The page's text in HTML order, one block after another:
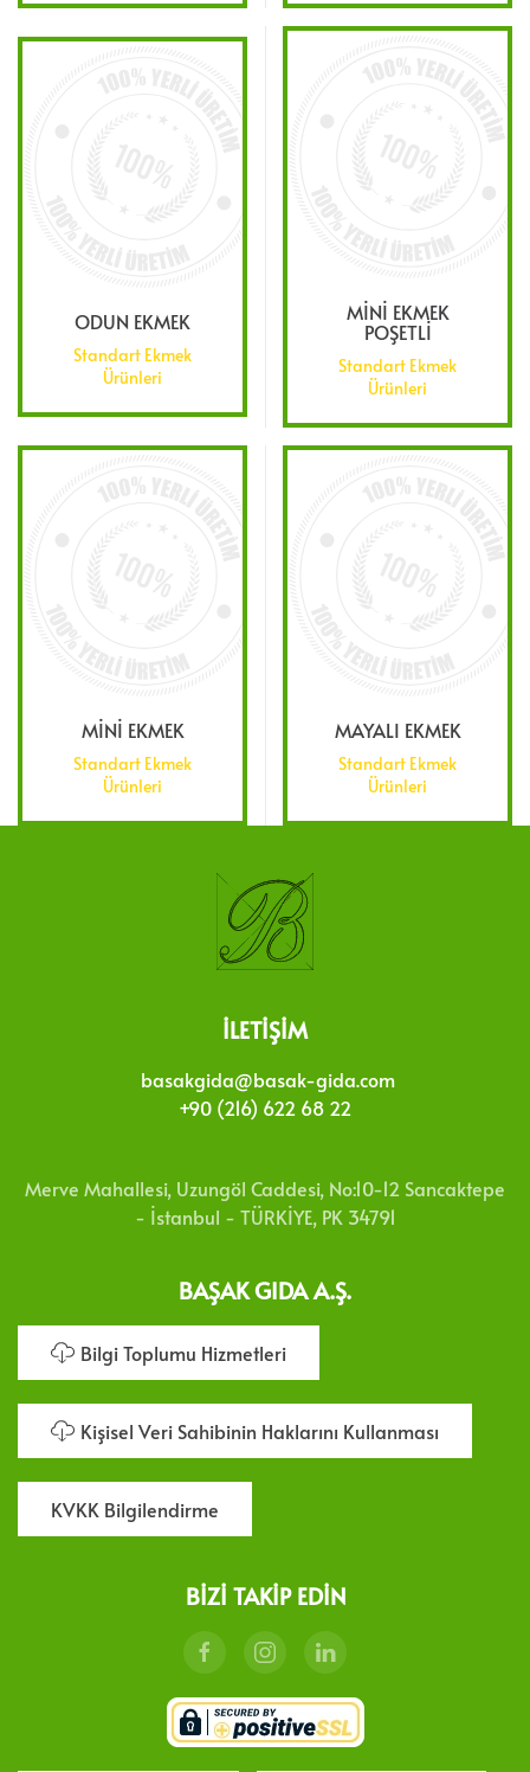
ODUN EKMEK
Standart Ekmek
Ürünleri
MİNİ EKMEK
POŞETLİ
Standart Ekmek
Ürünleri
MİNİ EKMEK
Standart Ekmek
Ürünleri
MAYALI EKMEK
Standart Ekmek
Ürünleri
BAŞAK GIDA A.Ş.
Bilgi Toplumu Hizmetleri
Kişisel Veri Sahibinin Haklarını Kullanması
KVKK Bilgilendirme
İLETIŞIM
basakgida@basak-gida.com
+90 (216) 622 68 22
Merve Mahallesi, Uzungöl Caddesi, No:10-12 Sancaktepe
- İstanbul - TÜRKİYE, PK 34791
BIZI TAKIP EDIN